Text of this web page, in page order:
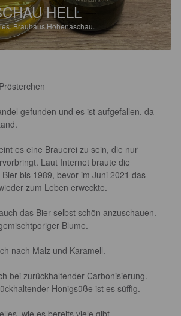
HELL
Brauhaus Hohenaschau.
gefunden und es ist aufgefallen, da
es eine Brauerei zu sein, die nur
Laut Internet braute die
bis 1989, bevor im Juni 2021 das
zum Leben erweckte.
das Bier selbst schön anzuschauen.
Blume.
nach Malz und Karamell.
bei zurückhaltender Carbonisierung.
Honigsüße ist es süffig.